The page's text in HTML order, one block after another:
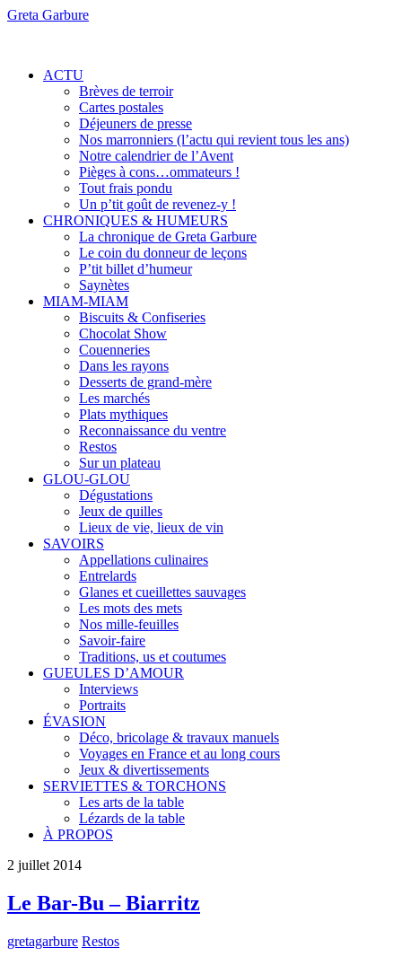
Greta Garbure
ACTU
Brèves de terroir
Cartes postales
Déjeuners de presse
Nos marronniers (l’actu qui revient tous les ans)
Notre calendrier de l’Avent
Pièges à cons…ommateurs !
Tout frais pondu
Un p’tit goût de revenez-y !
CHRONIQUES & HUMEURS
La chronique de Greta Garbure
Le coin du donneur de leçons
P’tit billet d’humeur
Saynètes
MIAM-MIAM
Biscuits & Confiseries
Chocolat Show
Couenneries
Dans les rayons
Desserts de grand-mère
Les marchés
Plats mythiques
Reconnaissance du ventre
Restos
Sur un plateau
GLOU-GLOU
Dégustations
Jeux de quilles
Lieux de vie, lieux de vin
SAVOIRS
Appellations culinaires
Entrelards
Glanes et cueillettes sauvages
Les mots des mets
Nos mille-feuilles
Savoir-faire
Traditions, us et coutumes
GUEULES D’AMOUR
Interviews
Portraits
ÉVASION
Déco, bricolage & travaux manuels
Voyages en France et au long cours
Jeux & divertissements
SERVIETTES & TORCHONS
Les arts de la table
Lézards de la table
À PROPOS
2 juillet 2014
Le Bar-Bu – Biarritz
gretagarbure Restos